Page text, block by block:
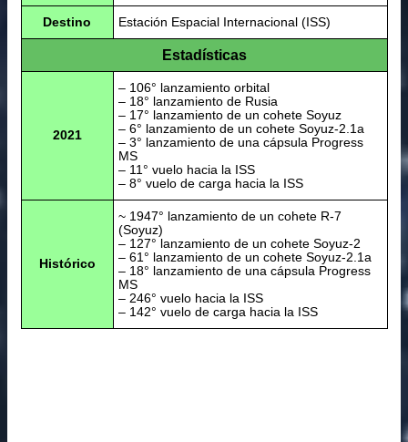
Destino Estación Espacial Internacional (ISS)
Estadísticas
2021
– 106° lanzamiento orbital
– 18° lanzamiento de Rusia
– 17° lanzamiento de un cohete Soyuz
– 6° lanzamiento de un cohete Soyuz-2.1a
– 3° lanzamiento de una cápsula Progress
MS
– 11° vuelo hacia la ISS
– 8° vuelo de carga hacia la ISS
Histórico
~ 1947° lanzamiento de un cohete R-7
(Soyuz)
– 127° lanzamiento de un cohete Soyuz-2
– 61° lanzamiento de un cohete Soyuz-2.1a
– 18° lanzamiento de una cápsula Progress
MS
– 246° vuelo hacia la ISS
– 142° vuelo de carga hacia la ISS